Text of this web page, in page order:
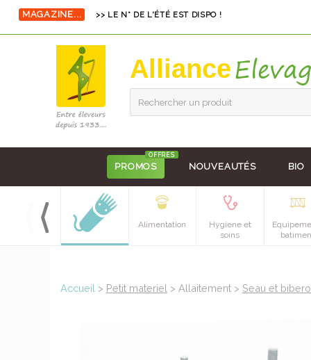
MAGAZINE... >> LE N° DE L'ÉTÉ EST DISPO !
Alliance
Rechercher un produit
PROMOS
OFFRES
NOUVEAUTÉS BIO
Alimentation
Hygiene et
soins
Accueil > Petit materiel > Allaitement > Seau et